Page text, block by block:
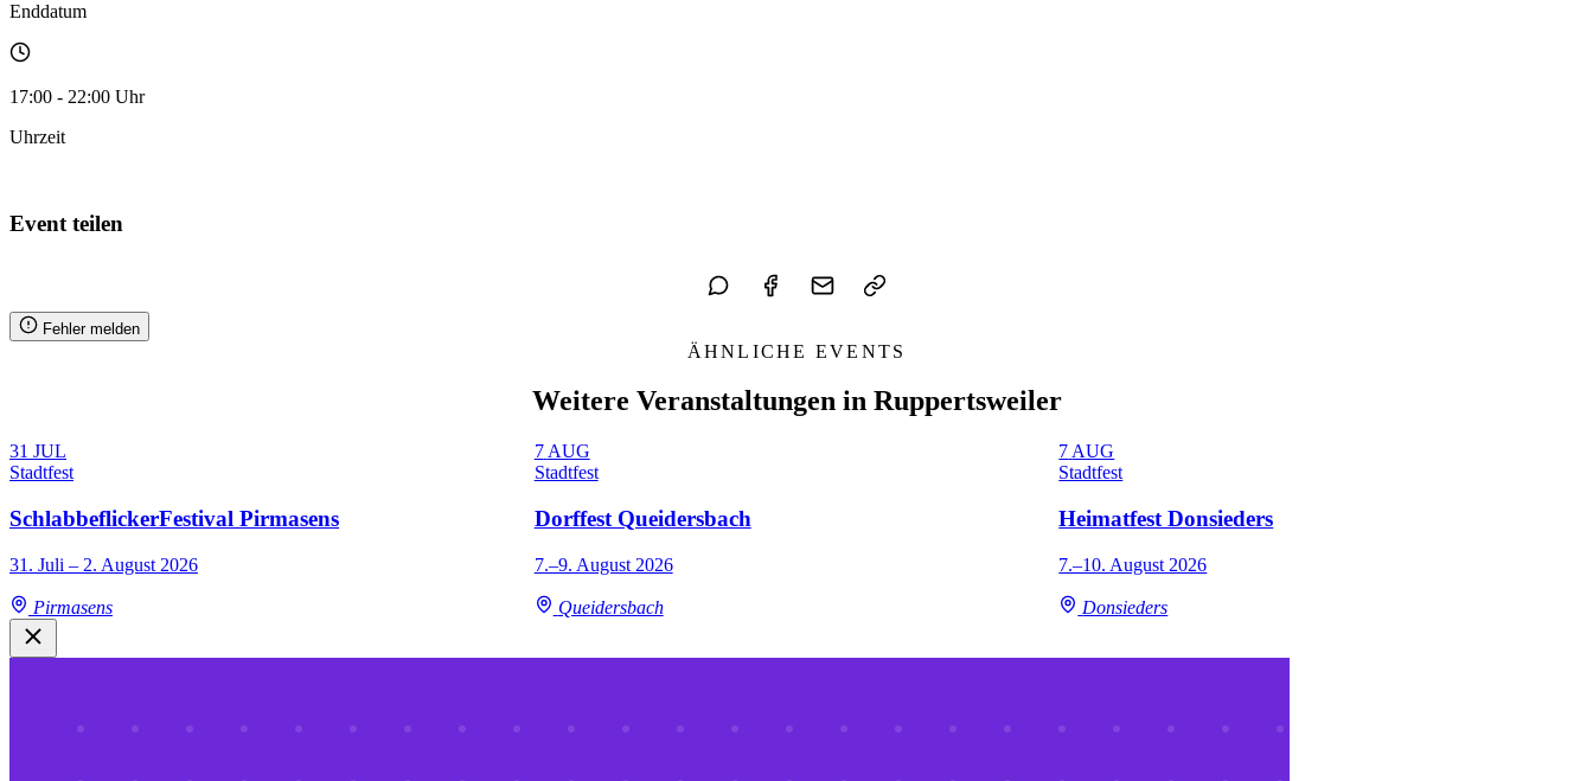
Enddatum
17:00 - 22:00 Uhr
Uhrzeit
Event teilen
Fehler melden
ÄHNLICHE EVENTS
Weitere Veranstaltungen in Ruppertsweiler
31 JUL
Stadtfest
SchlabbeflickerFestival Pirmasens
31. Juli – 2. August 2026
Pirmasens
7 AUG
Stadtfest
Dorffest Queidersbach
7.–9. August 2026
Queidersbach
7 AUG
Stadtfest
Heimatfest Donsieders
7.–10. August 2026
Donsieders